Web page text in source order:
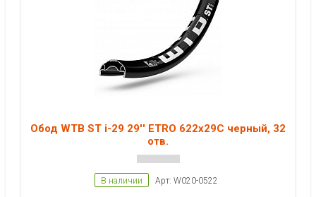
Обод WTB ST i-29 29'' ETRO 622x29C черный, 32
отв.
В наличии Арт: W020-0522